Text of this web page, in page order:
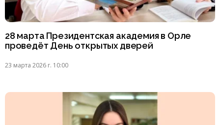
28 марта Президентская академия в Орле
проведёт День открытых дверей
23 марта 2026 г. 10:00